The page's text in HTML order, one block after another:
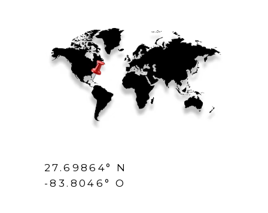
27.69864° N
-83.8046° O